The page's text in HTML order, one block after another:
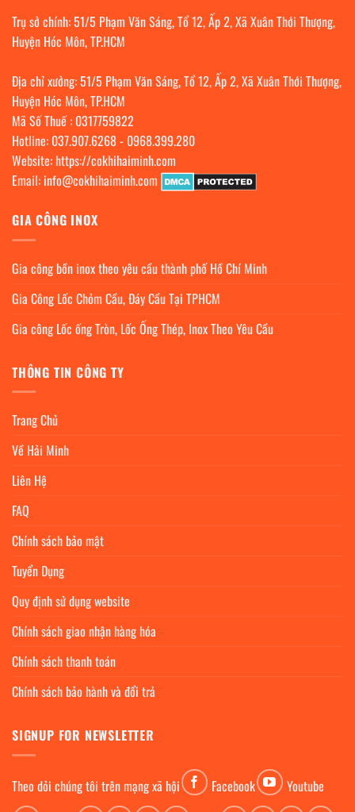
Trụ sở chính: 51/5 Phạm Văn Sáng, Tổ 12, Ấp 2, Xã Xuân Thới Thượng,
Huyện Hóc Môn, TP.HCM
Địa chỉ xưởng: 51/5 Phạm Văn Sáng, Tổ 12, Ấp 2, Xã Xuân Thới Thượng,
Huyện Hóc Môn, TP.HCM
Mã Số Thuế : 0317759822
Hotline: 037.907.6268- 0968.399.280
Website: https://cokhihaiminh.com
Email: info@cokhihaiminh.com
GIA CÔNG INOX
Gia công bồn inox theo yêu cầu thành phố Hồ Chí Minh
Gia Công Lốc Chỏm Cầu, Đáy Cầu Tại TPHCM
Gia công Lốc ống Tròn, Lốc Ống Thép, Inox Theo Yêu Cầu
THÔNG TIN CÔNG TY
Trang Chủ
Về Hải Minh
Liên Hệ
FAQ
Chính sách bảo mật
Tuyển Dụng
Quy định sử dụng website
Chính sách giao nhận hàng hóa
Chính sách thanh toán
Chính sách bảo hành và đổi trả
SIGNUP FOR NEWSLETTER
Theo dỏi chúng tôi trên mạng xã hội Facebook Youtube